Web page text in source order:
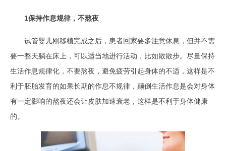
1保持作息规律，不熬夜
试管婴儿刚移植完成之后，患者回家要多注意休息，但并不需
要一整天躺在床上，可以适当地进行活动，比如散散步。尽量保持
生活作息规律化，不要熬夜，避免疲劳引起身体的不适，这样是不
利于胚胎发育的如果长期的作息不规律，颠倒生活作息是会对身体
有一定影响的熬夜还会让皮肤加速衰老，这样是不利于身体健康
的。